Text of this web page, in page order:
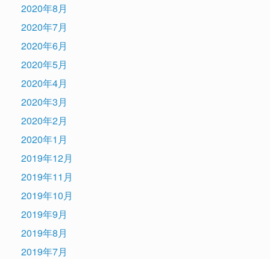
2020年8月
2020年7月
2020年6月
2020年5月
2020年4月
2020年3月
2020年2月
2020年1月
2019年12月
2019年11月
2019年10月
2019年9月
2019年8月
2019年7月